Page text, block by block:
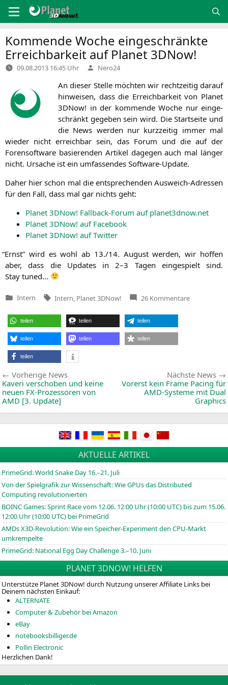
Inhalt
springen
Kommende Woche eingeschränkte
Erreichbarkeit auf Planet 3DNow!
09.08.2013 16:45 Uhr Verfasst
von
Nero24
An die­ser Stel­le möch­ten wir recht­zei­tig dar­auf
hin­wei­sen, dass die Erreich­bar­keit von Pla­net
3DNow! in der kom­men­de Woche nur ein­ge­
schränkt gege­ben sein wird. Die Start­sei­te und
die News wer­den nur kurz­zei­tig immer mal
wie­der nicht erreich­bar sein, das Forum und die auf der
Foren­soft­ware basie­ren­den Arti­kel dage­gen auch mal län­ger
nicht. Ursa­che ist ein umfas­sen­des Software-Update.
Daher hier schon mal die ent­spre­chen­den Aus­weich-Adres­sen
für den Fall, dass mal gar nichts geht:
Pla­net 3DNow! Fall­back-Forum auf planet3dnow.net
Pla­net 3DNow! auf Facebook
Pla­net 3DNow! auf Twitter
“Ernst” wird es wohl ab 13./14. August wer­den, wir hof­fen
aber, dass die Updates in 2–3 Tagen ein­ge­spielt sind.
Stay tuned…
Veröffentlicht
Intern Tags:
Intern Planet 3DNow! 26 Kommentarezu
Kommende
teilen teilen teilen
teilen teilen teilen
teilen
Beitragsnavigation
Vorherige NewsVorherige
News:
Kaveri verschoben und keine
neuen FX-Prozessoren von
AMD [3. Update]
Nächste News
Vorerst kein Frame Pacing für
AMD-Systeme mit Dual
Graphics
AKTUELLE ARTIKEL
PrimeGrid: World Snake Day 16.–21. Juli
Von der Spielgrafik zur Wissenschaft: Wie GPUs das Distributed
Computing revolutionierten
BOINCGames: Sprint Race vom 12.06. 12:00 Uhr (10:00 UTC) bis zum 15.06.
12:00 Uhr (10:00 UTC) bei PrimeGrid
AMDs X3D-Revolution: Wie ein Speicher-Experiment den CPU-Markt
umkrempelte
PrimeGrid: National Egg Day Challenge 3.–10. Juni
PLANET 3DNOW! HELFEN
Unterstütze Planet 3DNow! durch Nutzung unserer Affiliate Links bei
Deinem nächsten Einkauf:
ALTERNATE
Computer & Zubehör bei Amazon
eBay
notebooksbilliger.de
Pollin Electronic
Herzlichen Dank!